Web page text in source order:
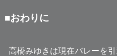
■おわりに
高橋みゆきは現在バレーを引